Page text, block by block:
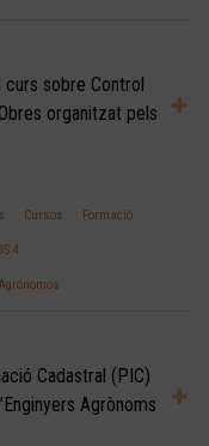
curs sobre Control
organitzat pels
Cursos Formació
4
Cadastral (PIC)
Agrònoms